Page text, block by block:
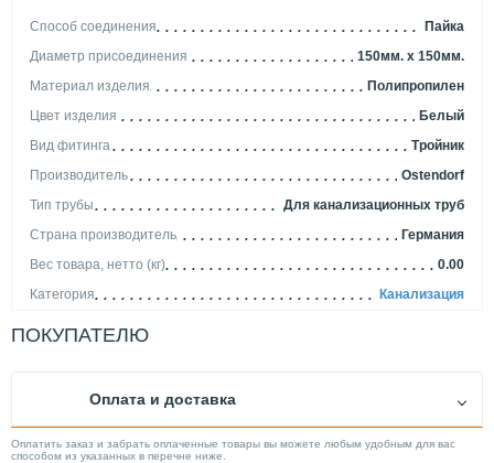
Способ соединения
Пайка
Диаметр присоединения
150мм. x 150мм.
Материал изделия
Полипропилен
Цвет изделия
Белый
Вид фитинга
Тройник
Производитель
Ostendorf
Тип трубы
Для канализационных труб
Страна производитель
Германия
Вес товара, нетто (кг)
0.00
Категория
Канализация
ПОКУПАТЕЛЮ
Оплата и доставка
Оплатить заказ и забрать оплаченные товары вы можете любым удобным для вас
способом из указанных в перечне ниже.